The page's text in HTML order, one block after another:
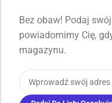
Bez obaw! Podaj
powiadomimy Cię,
magazynu.